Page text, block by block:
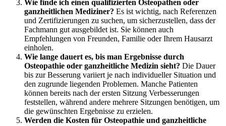
Wie finde ich einen qualifizierten Osteopathen oder
ganzheitlichen Mediziner? Es ist wichtig, nach Referenzen
und Zertifizierungen zu suchen, um sicherzustellen, dass der
Fachmann gut ausgebildet ist. Sie können auch
Empfehlungen von Freunden, Familie oder Ihrem Hausarzt
einholen.
Wie lange dauert es, bis man Ergebnisse durch
Osteopathie oder ganzheitliche Medizin sieht? Die Dauer
bis zur Besserung variiert je nach individueller Situation und
den zugrunde liegenden Problemen. Manche Patienten
können bereits nach der ersten Sitzung Verbesserungen
feststellen, während andere mehrere Sitzungen benötigen, um
die gewünschten Ergebnisse zu erzielen.
Werden die Kosten für Osteopathie und ganzheitliche